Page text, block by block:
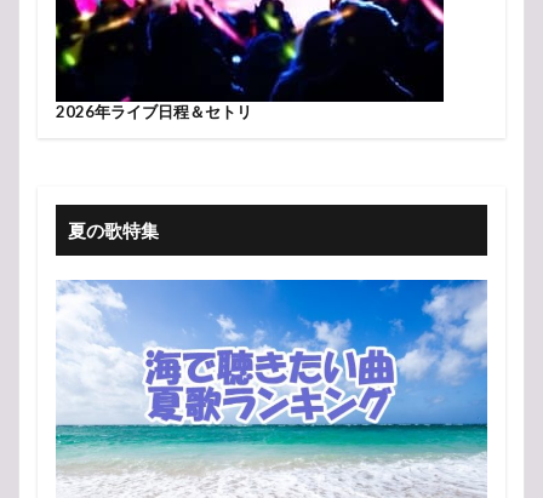
2026年ライブ日程＆セトリ
夏の歌特集